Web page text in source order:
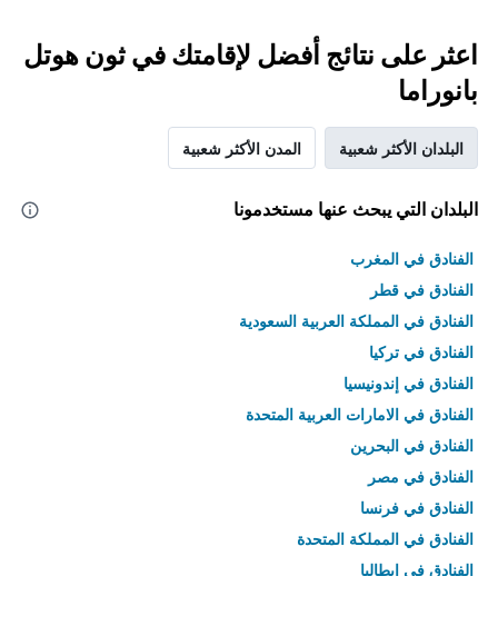
اعثر على نتائج أفضل لإقامتك في ثون هوتل
بانوراما
البلدان الأكثر شعبية المدن الأكثر شعبية
البلدان التي يبحث عنها مستخدمونا
الفنادق في المغرب
الفنادق في قطر
الفنادق في المملكة العربية السعودية
الفنادق في تركيا
الفنادق في إندونيسيا
الفنادق في الامارات العربية المتحدة
الفنادق في البحرين
الفنادق في مصر
الفنادق في فرنسا
الفنادق في المملكة المتحدة
الفنادق في إيطاليا